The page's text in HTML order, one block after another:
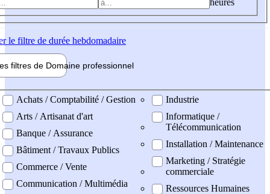
heures
le filtre de durée hebdomadaire
filtres de Domaine professionnel
professionel
Achats / Comptabilité / Gestion
Arts / Artisanat d'art
Banque / Assurance
Bâtiment / Travaux Publics
Commerce / Vente
Communication / Multimédia
Industrie
Informatique /
Télécommunication
Installation / Maintenance
Marketing / Stratégie
commerciale
Ressources Humaines